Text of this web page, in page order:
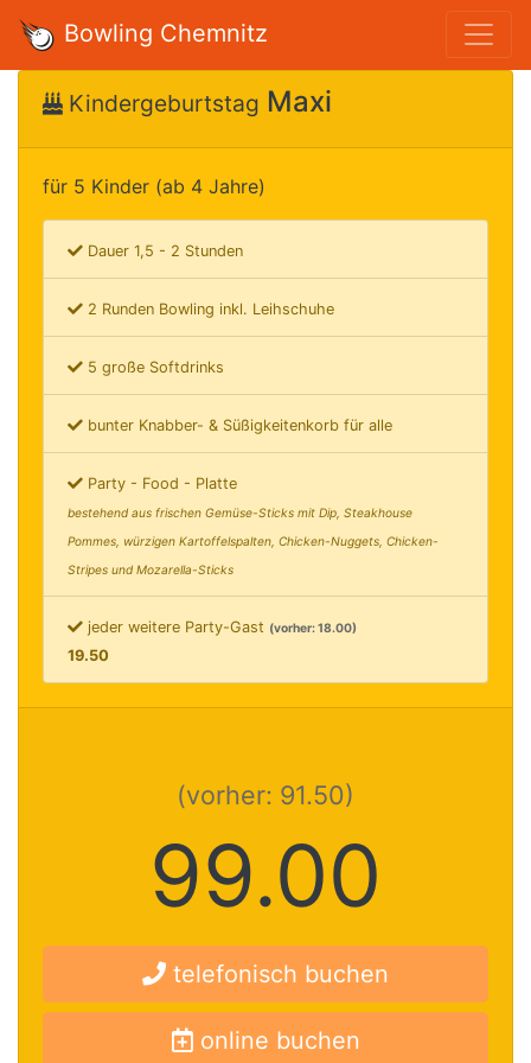
Bowling Chemnitz
Kindergeburtstag Maxi
für 5 Kinder (ab 4 Jahre)
Dauer 1,5 - 2 Stunden
2 Runden Bowling inkl. Leihschuhe
5 große Softdrinks
bunter Knabber- & Süßigkeitenkorb für alle
Party - Food - Platte
bestehend aus frischen Gemüse-Sticks mit Dip, Steakhouse
Pommes, würzigen Kartoffelspalten, Chicken-Nuggets, Chicken-
Stripes und Mozarella-Sticks
jeder weitere Party-Gast (vorher: 18.00)
19.50
(vorher: 91.50)
99.00
telefonisch buchen
online buchen